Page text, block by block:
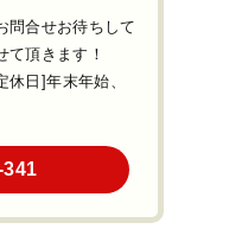
問合せお待ちして
て頂きます！
日]年末年始、